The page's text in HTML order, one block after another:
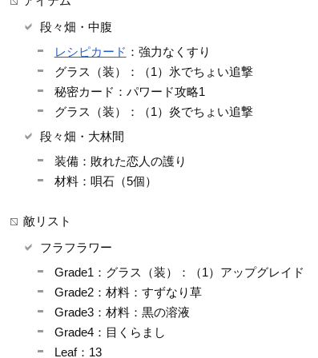
段々畑・中腹
レシピカード ：強力なくすり
グラス（装）：（1）氷でちょい追撃
秘密カード：パワード攻略1
グラス（装）：（1）炎でちょい追撃
段々畑・大林間
装備：敗れた恋人の護り
材料：唄石（5個）
敵リスト
フラフラワー
Grade1：グラス（装）：（1）アップグレイド
Grade2：材料：すずなり草
Grade3：材料：黒の溶液
Grade4：目くらまし
Leaf：13